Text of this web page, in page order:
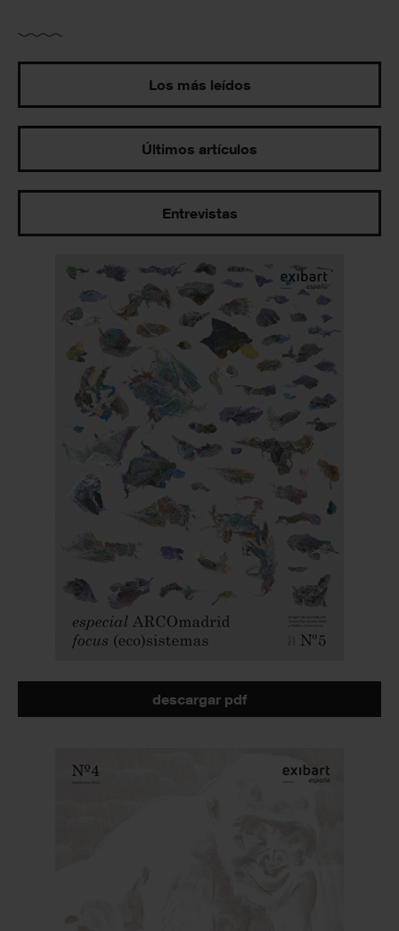
Los más leídos
Últimos artículos
Entrevistas
descargar pdf